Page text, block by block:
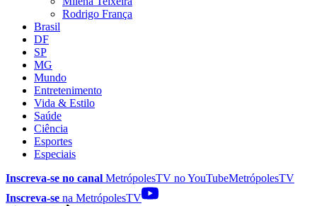
Rodrigo França
Brasil
DF
SP
MG
Mundo
Entretenimento
Vida & Estilo
Saúde
Ciência
Esportes
Especiais
Inscreva-se no canal MetrópolesTV noYouTubeMetrópolesTV
Inscreva-se na MetrópolesTV